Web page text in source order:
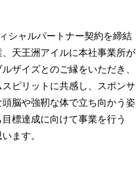
シャルパートナー契約を締結
天王洲アイルに本社事業所が
ザイズとのご縁をいただき、
ピリットに共感し、スポンサ
脳や強靭な体で立ち向かう姿
標達成に向けて事業を行う
ます。